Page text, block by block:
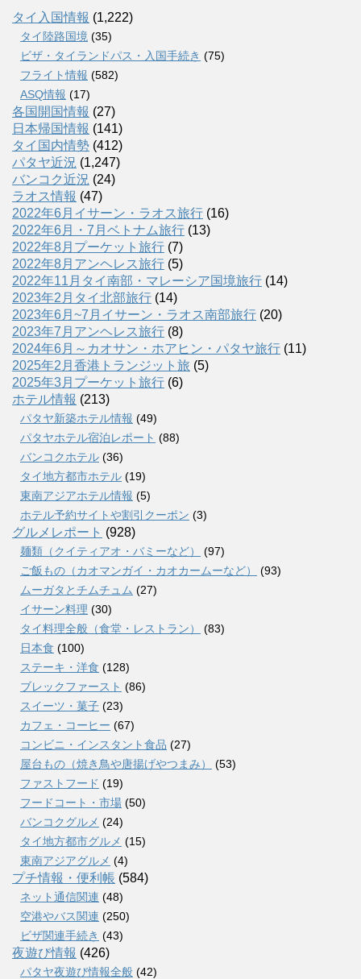
タイ入国情報 (1,222)
タイ陸路国境 (35)
ビザ・タイランドパス・入国手続き (75)
フライト情報 (582)
ASQ情報 (17)
各国開国情報 (27)
日本帰国情報 (141)
タイ国内情勢 (412)
パタヤ近況 (1,247)
バンコク近況 (24)
ラオス情報 (47)
2022年6月イサーン・ラオス旅行 (16)
2022年6月・7月ベトナム旅行 (13)
2022年8月プーケット旅行 (7)
2022年8月アンヘレス旅行 (5)
2022年11月タイ南部・マレーシア国境旅行 (14)
2023年2月タイ北部旅行 (14)
2023年6月~7月イサーン・ラオス南部旅行 (20)
2023年7月アンヘレス旅行 (8)
2024年6月～カオサン・ホアヒン・パタヤ旅行 (11)
2025年2月香港トランジット旅 (5)
2025年3月プーケット旅行 (6)
ホテル情報 (213)
パタヤ新築ホテル情報 (49)
パタヤホテル宿泊レポート (88)
バンコクホテル (36)
タイ地方都市ホテル (19)
東南アジアホテル情報 (5)
ホテル予約サイトや割引クーポン (3)
グルメレポート (928)
麺類（クイティアオ・バミーなど）
(97)
ご飯もの（カオマンガイ・カオカームーなど）
(93)
ムーガタとチムチュム (27)
イサーン料理 (30)
タイ料理全般（食堂・レストラン）
(83)
日本食 (100)
ステーキ・洋食 (128)
ブレックファースト (86)
スイーツ・菓子 (23)
カフェ・コーヒー (67)
コンビニ・インスタント食品 (27)
屋台もの（焼き鳥や唐揚げやつまみ）
(53)
ファストフード (19)
フードコート・市場 (50)
バンコクグルメ (24)
タイ地方都市グルメ (15)
東南アジアグルメ (4)
プチ情報・便利帳 (584)
ネット通信関連 (48)
空港やバス関連 (250)
ビザ関連手続き (43)
夜遊び情報 (426)
パタヤ夜遊び情報全般 (42)